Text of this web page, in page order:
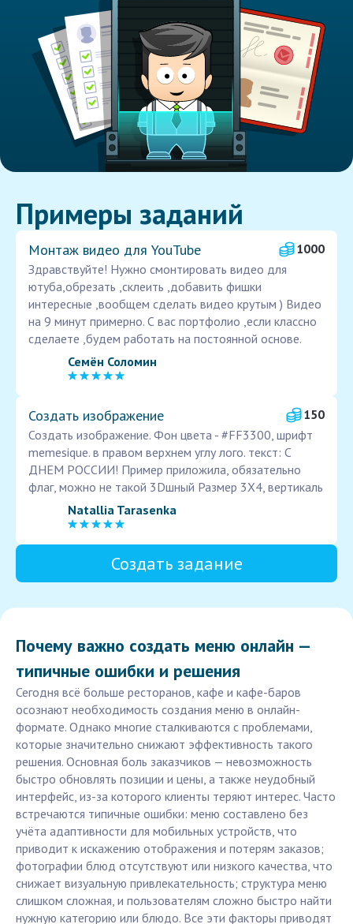
Примеры заданий
Монтаж видео для YouTube
1000
Здравствуйте! Нужно смонтировать видео для
ютуба,обрезать ,склеить ,добавить фишки
интересные ,вообщем сделать видео крутым ) Видео
на 9 минут примерно. С вас портфолио ,если классно
сделаете ,будем работать на постоянной основе.
Семён Соломин
Создать изображение
150
Создать изображение. Фон цвета - #FF3300, шрифт
memesique. в правом верхнем углу лого. текст: С
ДНЕМ РОССИИ! Пример приложила, обязательно
флаг, можно не такой 3Dшный Размер 3Х4, вертикаль
Natallia Tarasenka
Создать задание
Почему важно создать меню онлайн —
типичные ошибки и решения
Сегодня всё больше ресторанов, кафе и кафе-баров
осознают необходимость создания меню в онлайн-
формате. Однако многие сталкиваются с проблемами,
которые значительно снижают эффективность такого
решения. Основная боль заказчиков — невозможность
быстро обновлять позиции и цены, а также неудобный
интерфейс, из-за которого клиенты теряют интерес. Часто
встречаются типичные ошибки: меню составлено без
учёта адаптивности для мобильных устройств, что
приводит к искажению отображения и потерям заказов;
фотографии блюд отсутствуют или низкого качества, что
снижает визуальную привлекательность; структура меню
слишком сложная, и пользователям сложно быстро найти
нужную категорию или блюдо. Все эти факторы приводят